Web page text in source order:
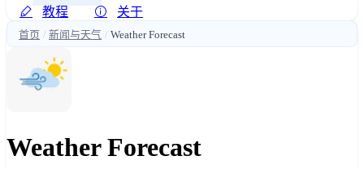
教程
关于
首页 / 新闻与天气 / Weather Forecast
Weather Forecast